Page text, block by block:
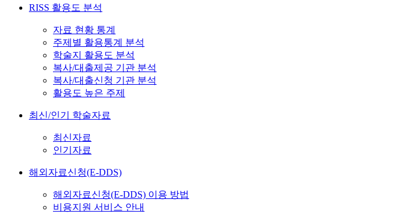
RISS 활용도 분석
자료 현황 통계
주제별 활용통계 분석
학술지 활용도 분석
복사/대출제공 기관 분석
복사/대출신청 기관 분석
활용도 높은 주제
최신/인기 학술자료
최신자료
인기자료
해외자료신청(E-DDS)
해외자료신청(E-DDS) 이용 방법
비용지원 서비스 안내